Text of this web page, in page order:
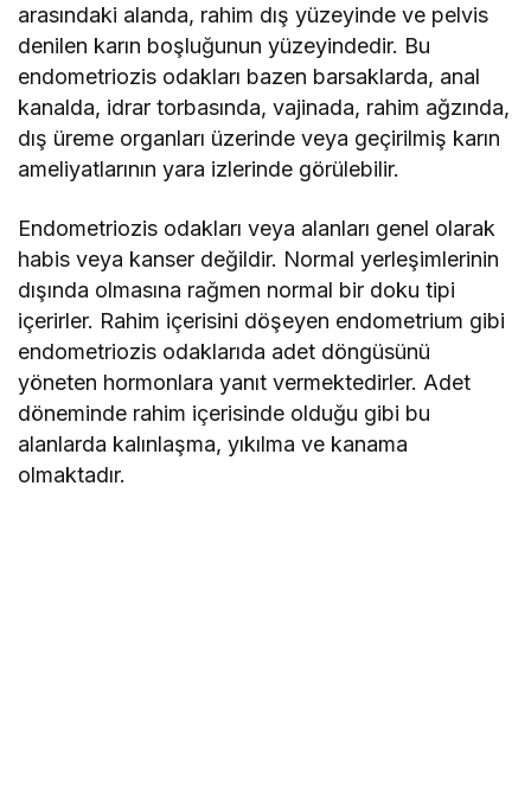
arasındaki alanda, rahim dış yüzeyinde ve pelvis
denilen karın boşluğunun yüzeyindedir. Bu
endometriozis odakları bazen barsaklarda, anal
kanalda, idrar torbasında, vajinada, rahim ağzında,
dış üreme organları üzerinde veya geçirilmiş karın
ameliyatlarının yara izlerinde görülebilir.
Endometriozis odakları veya alanları genel olarak
habis veya kanser değildir. Normal yerleşimlerinin
dışında olmasına rağmen normal bir doku tipi
içerirler. Rahim içerisini döşeyen endometrium gibi
endometriozis odaklarıda adet döngüsünü
yöneten hormonlara yanıt vermektedirler. Adet
döneminde rahim içerisinde olduğu gibi bu
alanlarda kalınlaşma, yıkılma ve kanama
olmaktadır.